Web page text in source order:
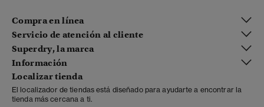
Compra en línea
Servicio de atención al cliente
Superdry, la marca
Información
Localizar tienda
El localizador de tiendas está diseñado para ayudarte a encontrar la
tienda más cercana a ti.